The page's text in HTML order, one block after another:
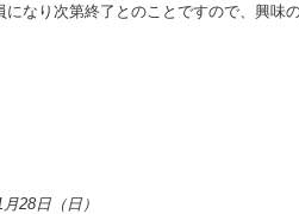
なり次第終了とのことですので、興味
28日（日）